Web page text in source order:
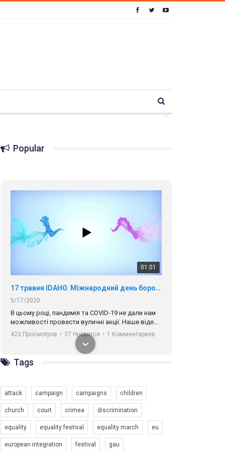
Popular
01:01
17 травня IDAHO. Міжнародний день боротьби з гомофобією трансфобією і біфобія.
5/17/2020
В цьому році, пандемія та COVІD-19 не дали нам
можливості провести вуличні акції. Наше відео-
звернення про те, що навіть коли ми у різних
містах та не можемо зустрінеться, ми разом. Ми
закликаємо всіх хто поділяє цінності рівності та
солідарності, приєднатися до нас. Регіональні
підрозділи ГАУ є в 16 областях України.
423 Просмотров • 37 Нравится • 1 Комментариев
Tags
attack campaign campaigns children
church court crimea discrimination
equality equality festival equality march eu
european integration festival gau